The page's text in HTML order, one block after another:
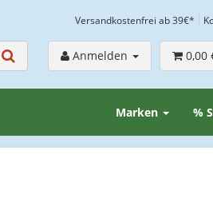
Versandkostenfrei ab 39€*
Anmelden 0,00
%
Marken